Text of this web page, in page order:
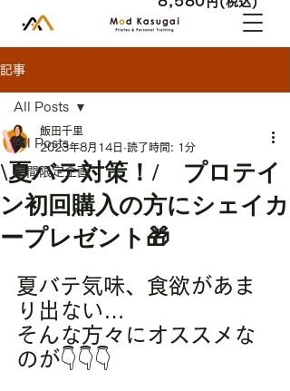
記事
All Posts
期間限定企画
All Posts
\夏バテ対策！/ プロテイ
ン初回購入の方にシェイカ
ープレゼント🎁
飯田千里
2023年8月14日 読了時間: 1分
夏バテ気味、食欲があま
り出ない…
そんな方々にオススメな
のが👇👇👇